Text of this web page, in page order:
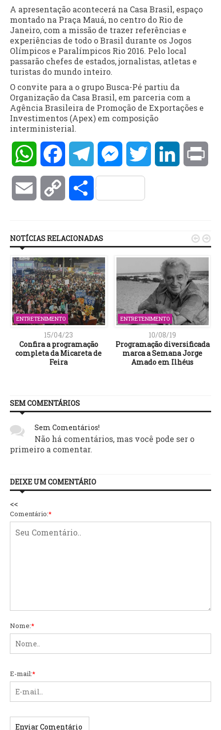
A apresentação acontecerá na Casa Brasil, espaço
montado na Praça Mauá, no centro do Rio de
Janeiro, com a missão de trazer referências e
experiências de todo o Brasil durante os Jogos
Olímpicos e Paralímpicos Rio 2016. Pelo local
passarão chefes de estados, jornalistas, atletas e
turistas do mundo inteiro.
O convite para a o grupo Busca-Pé partiu da
Organização da Casa Brasil, em parceria com a
Agência Brasileira de Promoção de Exportações e
Investimentos (Apex) em composição
interministerial.
WhatsAppFacebookTelegramMessengerTwitter LinkedIn
Email Copy Compartilhar
NOTÍCIAS RELACIONADAS
ENTRETENIMENTO
15/04/23
Confira a programação
completa da Micareta de
Feira
ENTRETENIMENTO
10/08/19
Programação diversificada
marca a Semana Jorge
Amado em Ilhéus
 
SEM COMENTÁRIOS
Sem Comentários!
Não há comentários, mas você pode ser o
primeiro a comentar.
DEIXE UM COMENTÁRIO
<<
Comentário:*
Nome:*
E-mail:*